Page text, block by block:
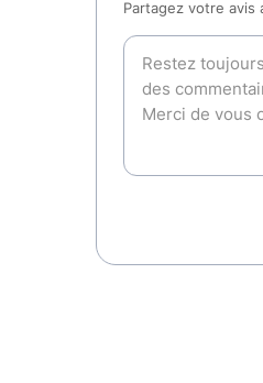
Partagez votre avis